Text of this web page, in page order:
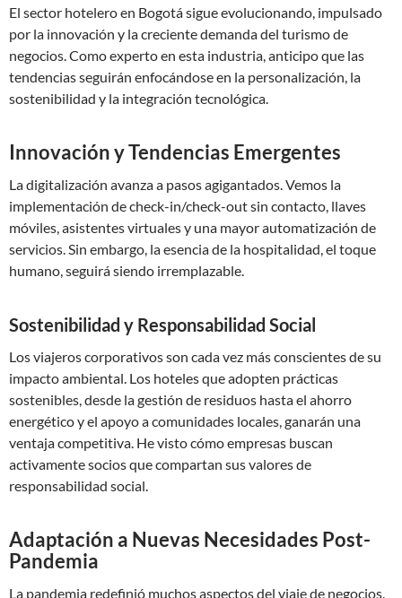
El sector hotelero en Bogotá sigue evolucionando, impulsado
por la innovación y la creciente demanda del turismo de
negocios. Como experto en esta industria, anticipo que las
tendencias seguirán enfocándose en la personalización, la
sostenibilidad y la integración tecnológica.
Innovación y Tendencias Emergentes
La digitalización avanza a pasos agigantados. Vemos la
implementación de check-in/check-out sin contacto, llaves
móviles, asistentes virtuales y una mayor automatización de
servicios. Sin embargo, la esencia de la hospitalidad, el toque
humano, seguirá siendo irremplazable.
Sostenibilidad y Responsabilidad Social
Los viajeros corporativos son cada vez más conscientes de su
impacto ambiental. Los hoteles que adopten prácticas
sostenibles, desde la gestión de residuos hasta el ahorro
energético y el apoyo a comunidades locales, ganarán una
ventaja competitiva. He visto cómo empresas buscan
activamente socios que compartan sus valores de
responsabilidad social.
Adaptación a Nuevas Necesidades Post-
Pandemia
La pandemia redefinió muchos aspectos del viaje de negocios.